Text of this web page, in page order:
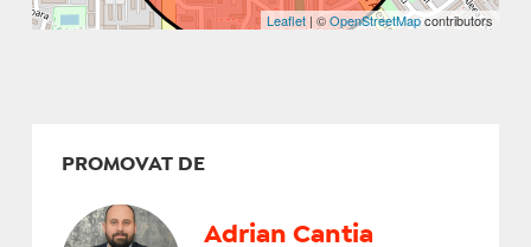
Leaflet | ©OpenStreetMapcontributors
PROMOVAT DE
Adrian Cantia